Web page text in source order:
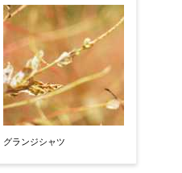
グランジシャツ